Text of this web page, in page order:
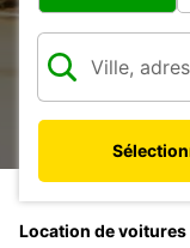
Location de voitures